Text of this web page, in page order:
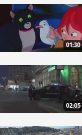
01:30
02:05